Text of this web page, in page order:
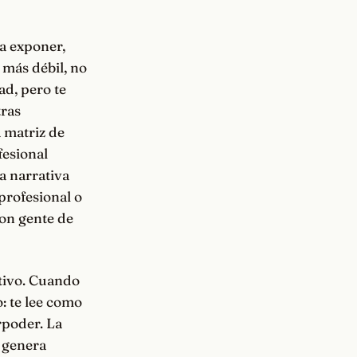
exponer,
débil, no
pero te
matriz de
narrativa
o
gente de
Cuando
te lee como
La